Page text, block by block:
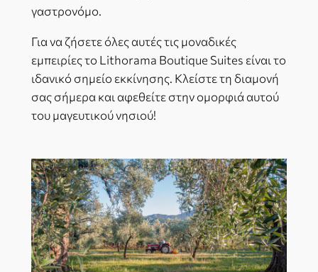
γαστρονόμο.
Για να ζήσετε όλες αυτές τις μοναδικές
εμπειρίες το Lithorama Boutique Suites είναι το
ιδανικό σημείο εκκίνησης. Κλείστε τη διαμονή
σας σήμερα και αφεθείτε στην ομορφιά αυτού
του μαγευτικού νησιού!